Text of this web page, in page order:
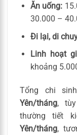
Ăn uống:
30.000 –
Đi lại, di
Linh hoạt
khoảng
Tổng chi
Yên/tháng,
thường tiết
Yên/tháng,